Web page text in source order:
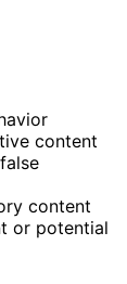
content
content
or potential